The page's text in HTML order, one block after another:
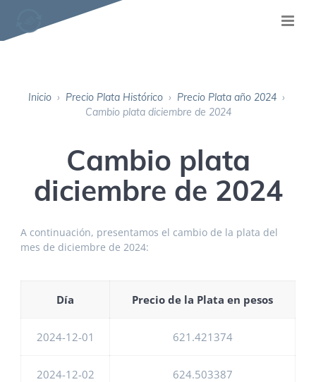
Inicio › Precio Plata Histórico › Precio Plata año 2024 ›
Cambio plata diciembre de 2024
Cambio plata
diciembre de 2024
A continuación, presentamos el cambio de la plata del
mes de diciembre de 2024:
Día Precio de la Plata en pesos
2024-12-01 621.421374
2024-12-02 624.503387